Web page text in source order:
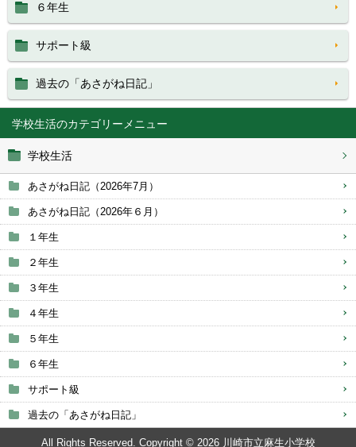
学校生活
学校生活
あさがね日記（2026年7月）
あさがね日記（2026年６月）
１年生
２年生
３年生
４年生
５年生
６年生
サポート級
過去の「あさがね日記」
６年生
サポート級
過去の「あさがね日記」
All Rights Reserved. Copyright © 2026 川崎市立麻生小学校